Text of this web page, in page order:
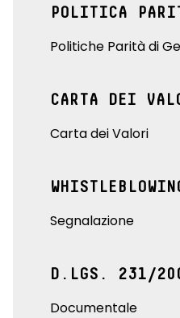
POLITICA
Politiche Parità di
CARTA DEI
Carta dei Valori
Segnalazione
D.LGS. 231/
Documentale